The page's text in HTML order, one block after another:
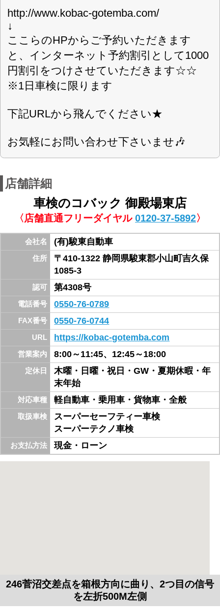
対応車種 軽自動車・乗用車・貨物車・全般
スーパーテクノ車検
お支払方法 現金・ローン
を左折500M左側